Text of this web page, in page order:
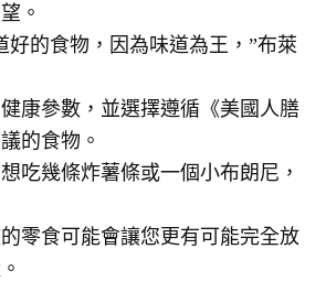
。
好的食物，因為味道為王，”布萊
康參數，並選擇遵循《美國人膳
的食物。
吃幾條炸薯條或一個小布朗尼，
零食可能會讓您更有可能完全放